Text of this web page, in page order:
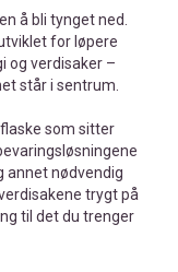
å bli tynget ned.
for løpere
og verdisaker –
står i sentrum.
som sitter
annet nødvendig
trygt på
til det du trenger